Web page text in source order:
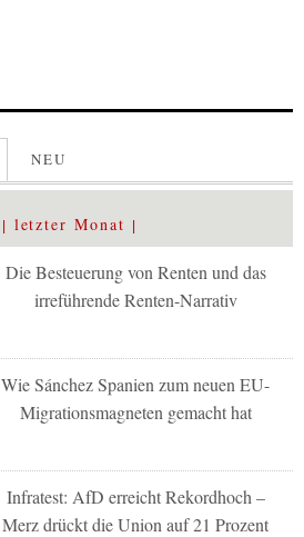
NEU
letzter Monat
Die Besteuerung von Renten und das
irreführende Renten-Narrativ
Wie Sánchez Spanien zum neuen EU-
Migrationsmagneten gemacht hat
Infratest: AfD erreicht Rekordhoch –
Merz drückt die Union auf 21 Prozent